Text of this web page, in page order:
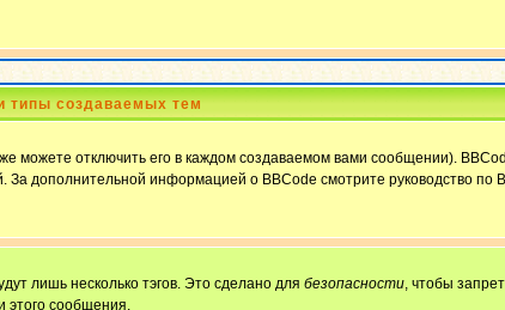
типы создаваемых тем
отключить его в каждом создаваемом вами сообщении).
дополнительной информацией о BBCode смотрите руководство по
лишь несколько тэгов. Это сделано для безопасности, чтобы
этого сообщения.